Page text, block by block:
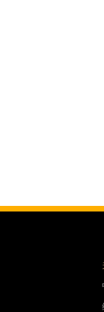
提前预约）
提前预约）
提前预约）
店1楼腕表时光售后服
1楼腕表时光售后服务
1102室腕表时光售后